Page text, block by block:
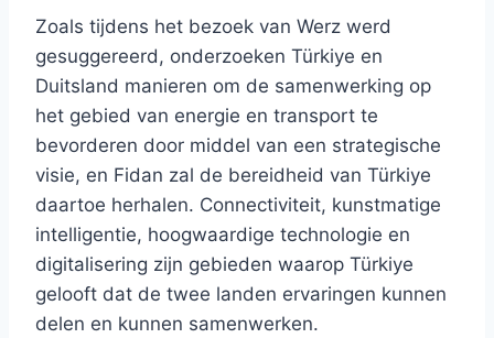
Zoals tijdens het bezoek van Werz werd
gesuggereerd, onderzoeken Türkiye en
Duitsland manieren om de samenwerking op
het gebied van energie en transport te
bevorderen door middel van een strategische
visie, en Fidan zal de bereidheid van Türkiye
daartoe herhalen. Connectiviteit, kunstmatige
intelligentie, hoogwaardige technologie en
digitalisering zijn gebieden waarop Türkiye
gelooft dat de twee landen ervaringen kunnen
delen en kunnen samenwerken.